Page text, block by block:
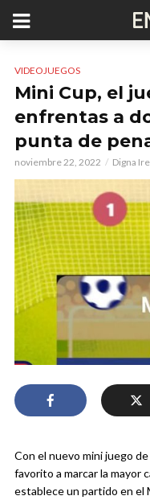
VIDEOJUEGOS
Mini Cup, el
enfrentas a
punta de
noviembre 22, 2022 Digna
Con el nuevo mini juego
favorito a marcar la mayor
establece un partido en el